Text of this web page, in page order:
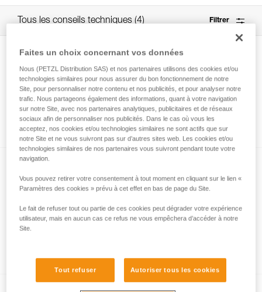
Tous les conseils techniques 4 Filtrer
L’essentiel à propos des mousquetons
Les systèmes de verrouillage de
Faites un choix concernant vos données
Nous (PETZL Distribution SAS) et nos partenaires utilisons des cookies et/ou
technologies similaires pour nous assurer du bon fonctionnement de notre
Site, pour personnaliser notre contenu et nos publicités, et pour analyser notre
trafic. Nous partageons également des informations, quant à votre navigation
sur notre Site, avec nos partenaires analytiques, publicitaires et de réseaux
sociaux afin de personnaliser nos publicités. Dans le cas où vous les
acceptez, nos cookies et/ou technologies similaires ne sont actifs que sur
notre Site et ne vous suivront pas sur d’autres sites web. Les cookies et/ou
technologies similaires de nos partenaires vous suivront pendant toute votre
navigation.
Vous pouvez retirer votre consentement à tout moment en cliquant sur le lien «
Paramètres des cookies » prévu à cet effet en bas de page du Site.
Le fait de refuser tout ou partie de ces cookies peut dégrader votre expérience
utilisateur, mais en aucun cas ce refus ne vous empêchera d’accéder à notre
Site.
Tout refuser Autoriser tous les cookies